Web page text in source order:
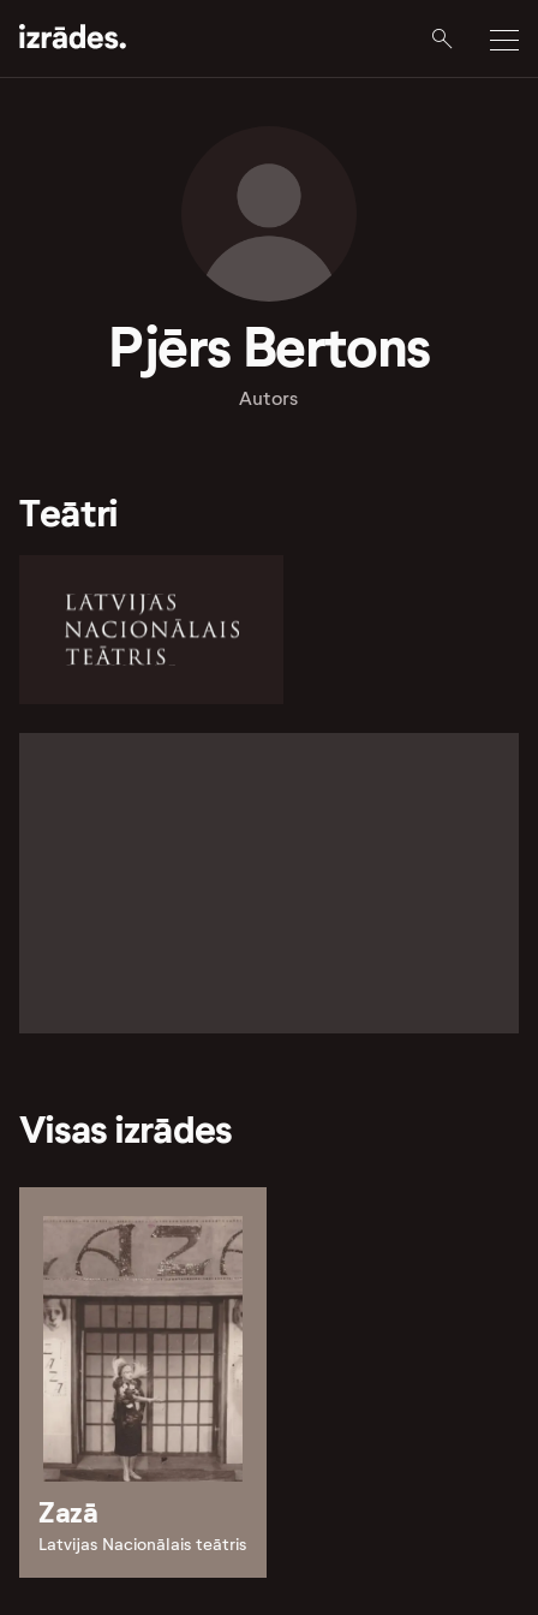
Pjērs Bertons
Autors
Teātri
Visas izrādes
Zazā
Latvijas Nacionālais teātris